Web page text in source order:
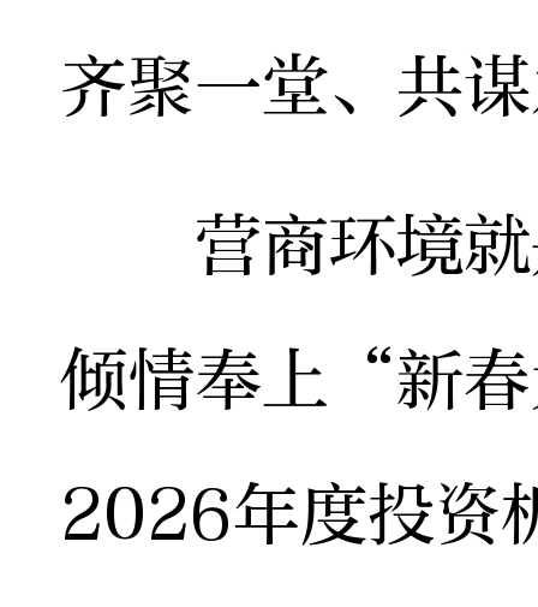
齐聚一堂、共
营商环境就
倾情奉上“新
2026年度投资